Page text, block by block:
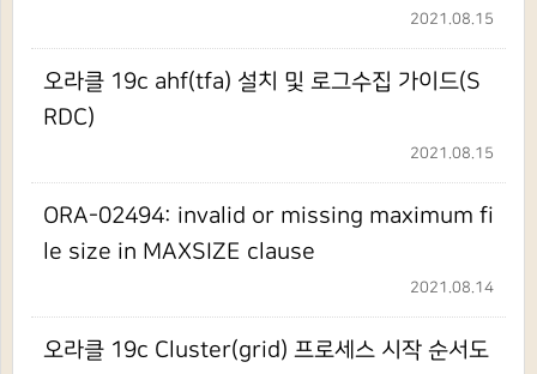
2021.08.15
오라클 19c ahf(tfa) 설치 및 로그수집 가이드(S
RDC)
2021.08.15
ORA-02494: invalid or missing maximum fi
le size in MAXSIZE clause
2021.08.14
오라클 19c Cluster(grid) 프로세스 시작 순서도